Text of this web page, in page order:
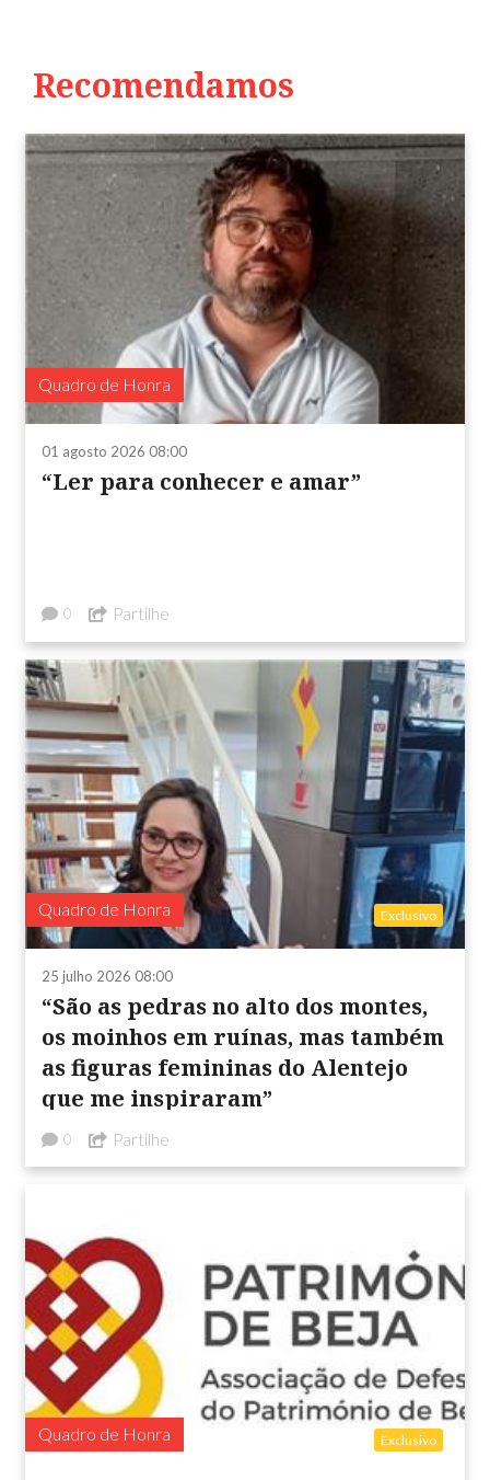
Recomendamos
Quadro de Honra
01 agosto 2026 08:00
“Ler para conhecer e amar”
0 Partilhe
Quadro de Honra Exclusivo
25 julho 2026 08:00
“São as pedras no alto dos montes,
os moinhos em ruínas, mas também
as figuras femininas do Alentejo
que me inspiraram”
0 Partilhe
Quadro de Honra Exclusivo